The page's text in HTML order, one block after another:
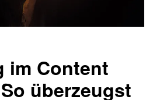
im Content
überzeugst